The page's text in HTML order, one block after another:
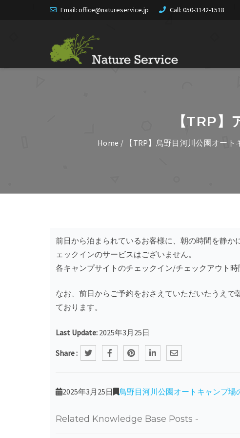
Email: office@natureservice.jp Call: 050-3142-1518
【TRP
Home / 【TRP】鳥野目河川公園オート
前日から泊まられているお客様に、朝の時間を静
ェックインのサービスはございません。
各キャンプサイトのチェックイン/チェックアウト時
なお、前日からご予約をおさえていただいたうえ
ております。
Last Update: 2025年3月25日
Share :
2025年3月25日 鳥野目河川公園オートキャンプ場
Related Knowledge Base Posts -